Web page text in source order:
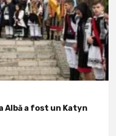
Albă a fost un Katyn